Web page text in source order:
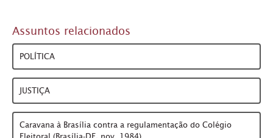
Assuntos relacionados
POLÍTICA
JUSTIÇA
Caravana à Brasília contra a regulamentação do Colégio